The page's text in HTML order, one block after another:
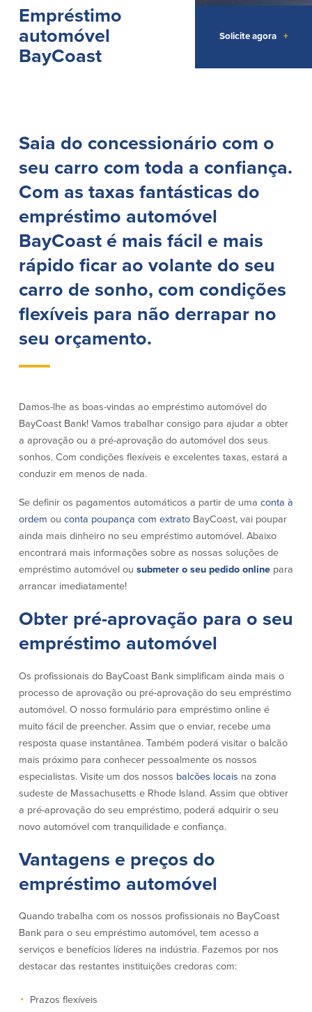
Empréstimos hipotecários
Casas manufacturadas e móveis
Linha de crédito de capital próprio
(HELOC)
Empréstimo HEAT
Outros serviços
Partners Insurance
Cartão Multibanco/Débito
Cofres de segurança
Câmbio de moeda estrangeira
Empresas
Conta à ordem
Conta à ordem para Autarquias/Sem
Poupanças
Planos de reforma
Crédito
Empréstimo Comercial
Gabinete de Empréstimo Providence
Empréstimos e linhas de crédito
empresariais
Parcerias de Desenvolvimento de
Soluções de Gestão de Caixa
iBanking
Cartão de débito Mastercard®
BusinessCard®
Reordenar Cheques
Quem somos
Quem somos
Locais dos balcões em MA e RI
Ajuda e suporte
Informação de licença da entidade
da hipoteca
Carreiras
Afiliados
BayCoast Mortgage Company
Plimoth Investment Advisors
Partners Insurance Group
Priority Funding
Políticas
Declaração de exoneração de
responsabilidade
Seguro de depósito FDIC e DIF
Recursos
Segurança Recursos
Empréstimo
automóvel
BayCoast
Solicite agora +
Saia do concessionário com o
seu carro com toda a confiança.
Com as taxas fantásticas do
empréstimo automóvel
BayCoast é mais fácil e mais
rápido ficar ao volante do seu
carro de sonho, com condições
flexíveis para não derrapar no
seu orçamento.
Damos-lhe as boas-vindas ao empréstimo automóvel do
BayCoast Bank! Vamos trabalhar consigo para ajudar a obter
a aprovação ou a pré-aprovação do automóvel dos seus
sonhos. Com condições flexíveis e excelentes taxas, estará a
conduzir em menos de nada.
Se definir os pagamentos automáticos a partir de uma conta à
ordem ou conta poupança com extrato BayCoast, vai poupar
ainda mais dinheiro no seu empréstimo automóvel. Abaixo
encontrará mais informações sobre as nossas soluções de
empréstimo automóvel ou submeter o seu pedido online para
arrancar imediatamente!
Obter pré-aprovação para o seu
empréstimo automóvel
Os profissionais do BayCoast Bank simplificam ainda mais o
processo de aprovação ou pré-aprovação do seu empréstimo
automóvel. O nosso formulário para empréstimo online é
muito fácil de preencher. Assim que o enviar, recebe uma
resposta quase instantânea. Também poderá visitar o balcão
mais próximo para conhecer pessoalmente os nossos
especialistas. Visite um dos nossos balcões locais na zona
sudeste de Massachusetts e Rhode Island. Assim que obtiver
a pré-aprovação do seu empréstimo, poderá adquirir o seu
novo automóvel com tranquilidade e confiança.
Vantagens e preços do
empréstimo automóvel
Quando trabalha com os nossos profissionais no BayCoast
Bank para o seu empréstimo automóvel, tem acesso a
serviços e benefícios líderes na indústria. Fazemos por nos
destacar das restantes instituições credoras com:
Prazos flexíveis